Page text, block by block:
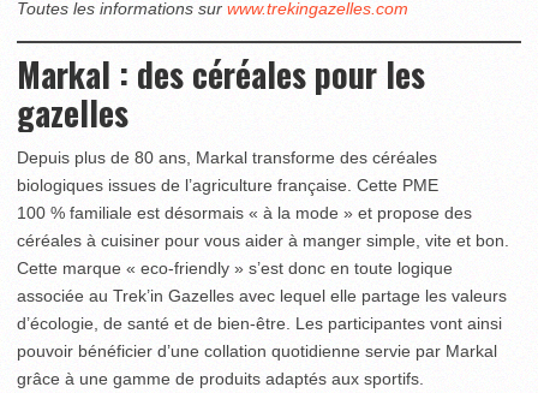
Toutes les informations sur www.trekingazelles.com
Markal : des céréales pour les
gazelles
Depuis plus de 80 ans, Markal transforme des céréales
biologiques issues de l’agriculture française. Cette PME
100 % familiale est désormais « à la mode » et propose des
céréales à cuisiner pour vous aider à manger simple, vite et bon.
Cette marque « eco-friendly » s’est donc en toute logique
associée au Trek’in Gazelles avec lequel elle partage les valeurs
d’écologie, de santé et de bien-être. Les participantes vont ainsi
pouvoir bénéficier d’une collation quotidienne servie par Markal
grâce à une gamme de produits adaptés aux sportifs.